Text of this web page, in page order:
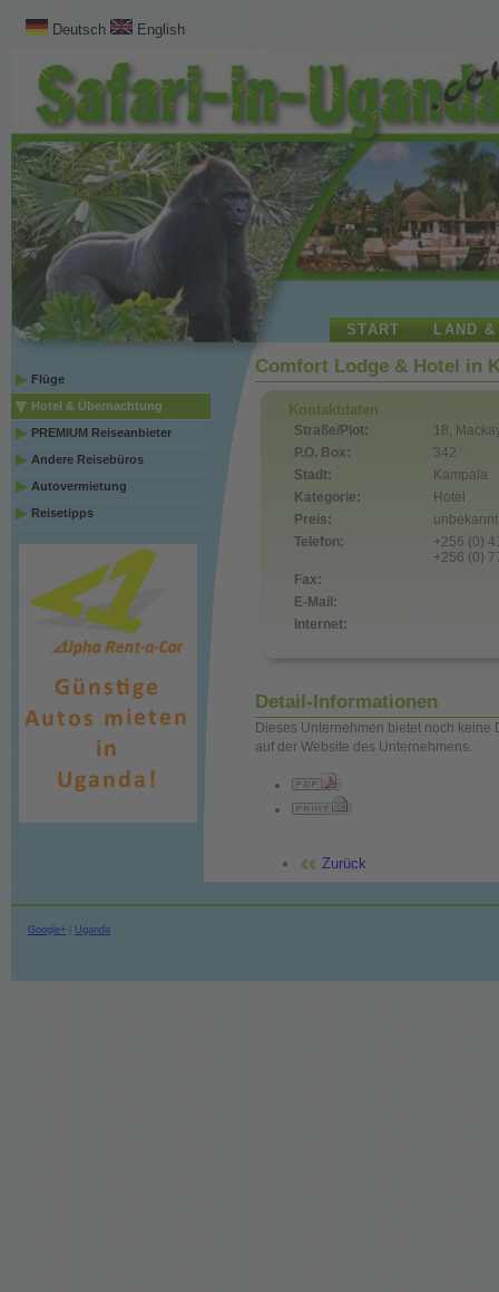
Deutsch English
START LAND
Flüge
Hotel & Übernachtung
PREMIUM Reiseanbieter
Andere Reisebüros
Autovermietung
Reisetipps
Comfort Lodge & Hotel in
Kontaktdaten
Straße/Plot:
18,
P.O. Box:
342
Stadt:
Kampala
Kategorie:
Hotel
Preis:
Telefon:
+256 (0)
+256 (0)
Fax:
E-Mail:
Internet:
Detail-Informationen
Dieses Unternehmen bietet noch
auf der Website des Unternehmens.
Zurück
Google+ Uganda